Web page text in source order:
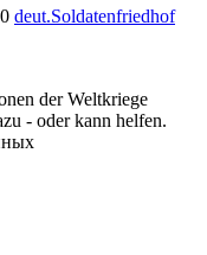
deut.Soldatenfriedhof
der Weltkriege
- oder kann helfen.